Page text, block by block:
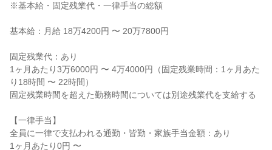
※基本給・固定残業代・一律手当の総額
基本給：月給 18万4200円 〜 20万7800円
固定残業代：あり
1ヶ月あたり3万6000円 〜 4万4000円（固定残業時間：1ヶ月あた
り18時間 〜 22時間）
固定残業時間を超えた勤務時間については別途残業代を支給する
【一律手当】
全員に一律で支払われる通勤・皆勤・家族手当金額：あり
1ヶ月あたり0円 〜